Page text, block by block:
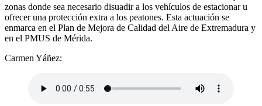
zonas donde sea necesario disuadir a los vehículos de estacionar u
ofrecer una protección extra a los peatones. Esta actuación se
enmarca en el Plan de Mejora de Calidad del Aire de Extremadura y
en el PMUS de Mérida.
Carmen Yáñez: